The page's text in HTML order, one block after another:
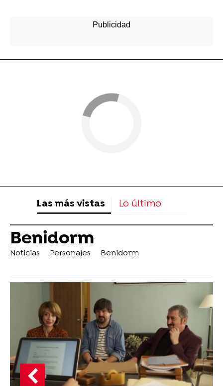
Las más vistas Lo último
Benidorm
Noticias Personajes Benidorm